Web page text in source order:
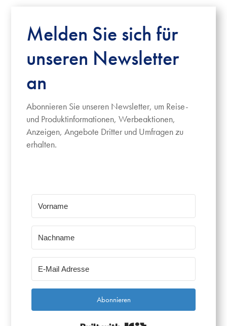
Melden Sie sich für
unseren Newsletter
an
Abonnieren Sie unseren Newsletter, um Reise-
und Produktinformationen, Werbeaktionen,
Anzeigen, Angebote Dritter und Umfragen zu
erhalten.
Abonnieren